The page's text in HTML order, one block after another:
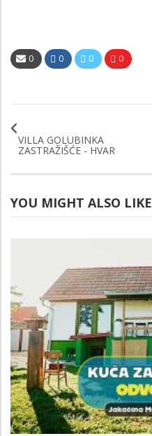
0 0 0 0
VILLA GOLUBINKA
ZASTRAŽIŠĆE - HVAR
YOU MIGHT ALSO LIKE